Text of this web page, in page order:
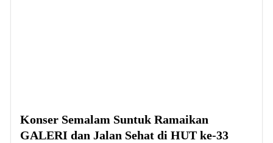
Konser Semalam Suntuk Ramaikan
GALERI dan Jalan Sehat di HUT ke-33